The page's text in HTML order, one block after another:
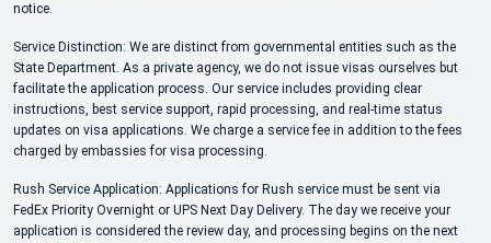
notice.
Service Distinction: We are distinct from governmental entities such as the
State Department. As a private agency, we do not issue visas ourselves but
facilitate the application process. Our service includes providing clear
instructions, best service support, rapid processing, and real-time status
updates on visa applications. We charge a service fee in addition to the fees
charged by embassies for visa processing.
Rush Service Application: Applications for Rush service must be sent via
FedEx Priority Overnight or UPS Next Day Delivery. The day we receive your
application is considered the review day, and processing begins on the next